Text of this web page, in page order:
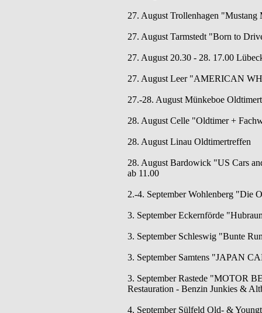
27. August Trollenhagen
27. August Tarmstedt "Born to
27. August 20.30 - 28. 17.00
27. August Leer "AMERICAN
27.-28. August Münkeboe
28. August Celle "Oldtimer +
28. August Linau Oldtimertreffen
28. August Bardowick "US Cars
ab 11.00
2.-4. September Wohlenberg "Die
3. September Eckernförde
3. September Schleswig "Bunte
3. September Samtens "JAPAN
3. September Rastede "MOTOR
Restauration - Benzin Junkies &
4. September Sülfeld Old- &